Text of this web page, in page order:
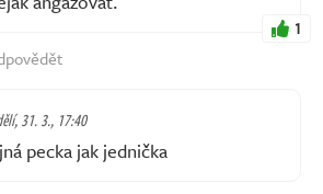
1
31. 3., 17:40
pecka jak jednička